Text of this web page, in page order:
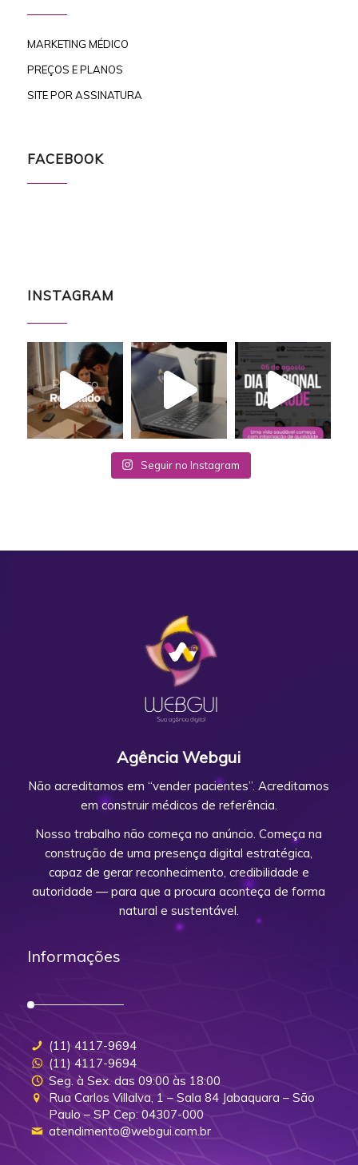
MARKETING MÉDICO
PREÇOS E PLANOS
SITE POR ASSINATURA
FACEBOOK
INSTAGRAM
Seguir no Instagram
Agência Webgui
Não acreditamos em “vender pacientes”. Acreditamos
em construir médicos de referência.
Nosso trabalho não começa no anúncio. Começa na
construção de uma presença digital estratégica,
capaz de gerar reconhecimento, credibilidade e
autoridade — para que a procura aconteça de forma
natural e sustentável.
Informações
(11) 4117-9694
(11) 4117-9694
Seg. à Sex. das 09:00 às 18:00
Rua Carlos Villalva, 1 – Sala 84 Jabaquara – São
Paulo – SP Cep: 04307-000
atendimento@webgui.com.br